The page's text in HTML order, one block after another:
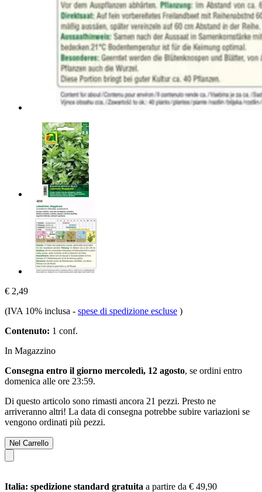
€ 2,49
(IVA 10% inclusa - spese di spedizione escluse )
Contenuto: 1 conf.
In Magazzino
Consegna entro il giorno mercoledì, 12 agosto, se ordini entro
domenica alle ore 23:59.
Di questo articolo sono rimasti ancora 21 pezzi. Presto ne
arriveranno altri! La data di consegna potrebbe subire variazioni se
vengono ordinati più pezzi.
Nel Carrello
Italia: spedizione standard gratuita a partire da € 49,90